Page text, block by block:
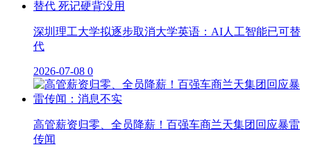
深圳理工大学拟逐步取消大学英语：AI人工智能已可替
代
2026-07-08 0
高管薪资归零、全员降薪！百强车商兰天集团回应暴雷
传闻